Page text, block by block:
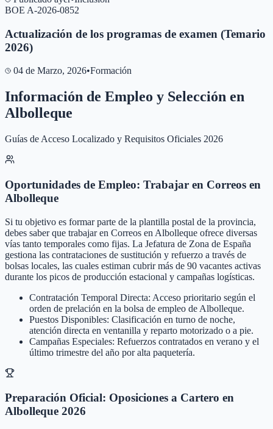
BOE A-2026-0852
Actualización de los programas de examen (Temario
2026)
04 de Marzo, 2026•Formación
Información de Empleo y Selección en
Albolleque
Guías de Acceso Localizado y Requisitos Oficiales 2026
Oportunidades de Empleo: Trabajar en Correos en
Albolleque
Si tu objetivo es formar parte de la plantilla postal de la provincia,
debes saber que trabajar en Correos en Albolleque ofrece diversas
vías tanto temporales como fijas. La Jefatura de Zona de España
gestiona las contrataciones de sustitución y refuerzo a través de
bolsas locales, las cuales estiman cubrir más de 90 vacantes activas
durante los picos de producción estacional y campañas logísticas.
Contratación Temporal Directa: Acceso prioritario según el
orden de prelación en la bolsa de empleo de Albolleque.
Puestos Disponibles: Clasificación en turno de noche,
atención directa en ventanilla y reparto motorizado o a pie.
Campañas Especiales: Refuerzos contratados en verano y el
último trimestre del año por alta paquetería.
Preparación Oficial: Oposiciones a Cartero en
Albolleque 2026